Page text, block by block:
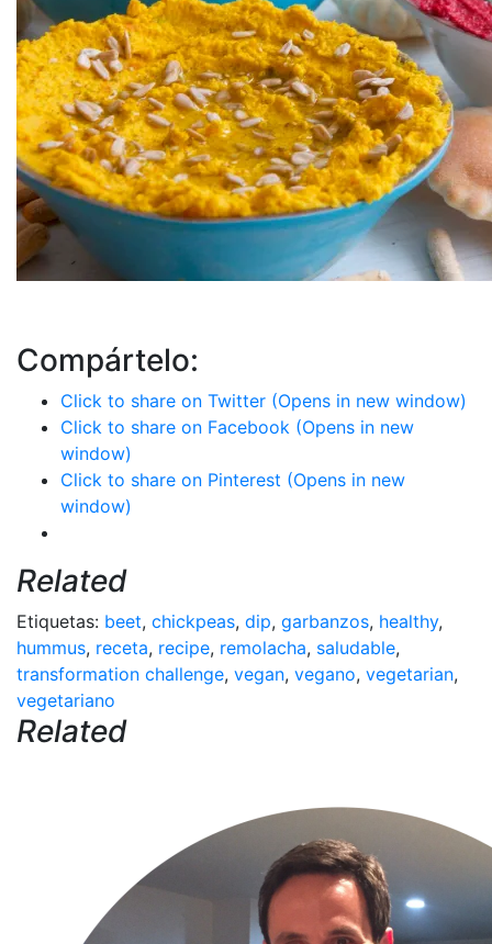
Compártelo:
Click to share on Twitter (Opens in new window)
Click to share on Facebook (Opens in new
window)
Click to share on Pinterest (Opens in new
window)
Related
Etiquetas: beet, chickpeas, dip, garbanzos, healthy,
hummus, receta, recipe, remolacha, saludable,
transformation challenge, vegan, vegano, vegetarian,
vegetariano
Related